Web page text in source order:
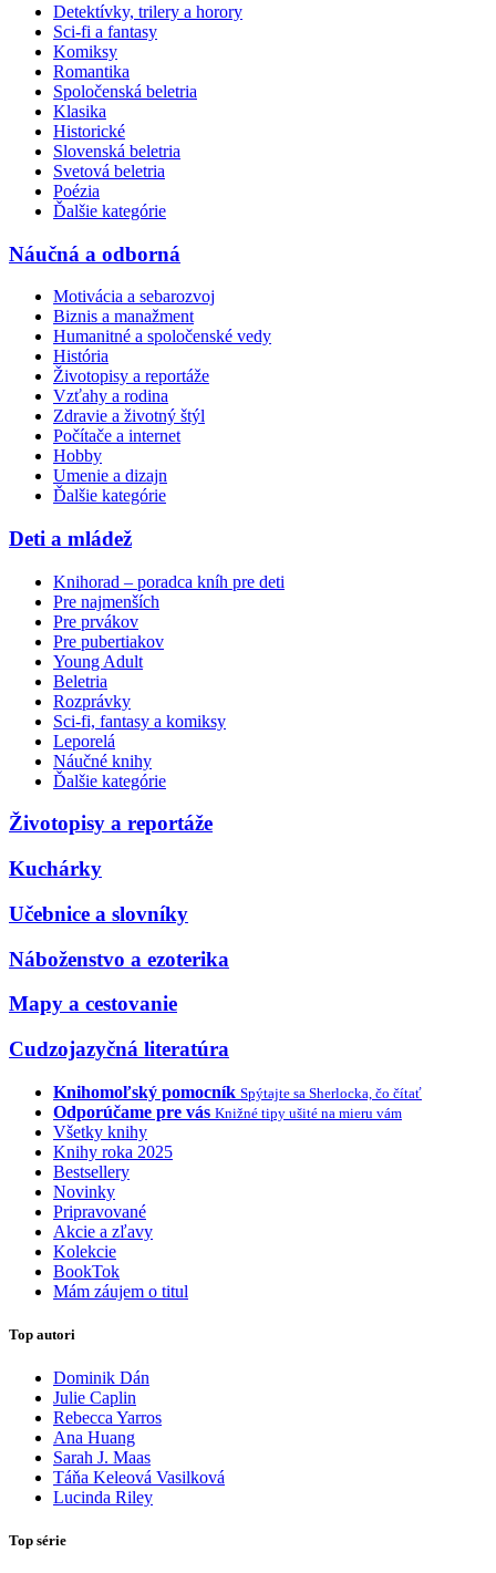
Detektívky, trilery a horory
Sci-fi a fantasy
Komiksy
Romantika
Spoločenská beletria
Klasika
Historické
Slovenská beletria
Svetová beletria
Poézia
Ďalšie kategórie
Náučná a odborná
Motivácia a sebarozvoj
Biznis a manažment
Humanitné a spoločenské vedy
História
Životopisy a reportáže
Vzťahy a rodina
Zdravie a životný štýl
Počítače a internet
Hobby
Umenie a dizajn
Ďalšie kategórie
Deti a mládež
Knihorad – poradca kníh pre deti
Pre najmenších
Pre prvákov
Pre pubertiakov
Young Adult
Beletria
Rozprávky
Sci-fi, fantasy a komiksy
Leporelá
Náučné knihy
Ďalšie kategórie
Životopisy a reportáže
Kuchárky
Učebnice a slovníky
Náboženstvo a ezoterika
Mapy a cestovanie
Cudzojazyčná literatúra
Knihomoľský pomocník Spýtajte sa Sherlocka, čo čítať
Odporúčame pre vás Knižné tipy ušité na mieru vám
Všetky knihy
Knihy roka 2025
Bestsellery
Novinky
Pripravované
Akcie a zľavy
Kolekcie
BookTok
Mám záujem o titul
Top autori
Dominik Dán
Julie Caplin
Rebecca Yarros
Ana Huang
Sarah J. Maas
Táňa Keleová Vasilková
Lucinda Riley
Top série